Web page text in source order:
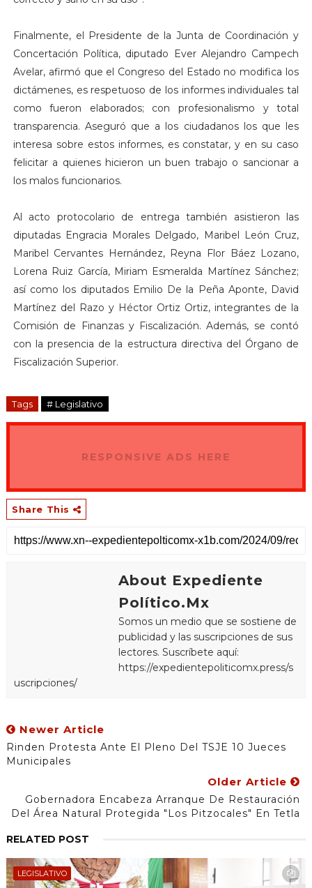
Finalmente, el Presidente de la Junta de Coordinación y
Concertación Política, diputado Ever Alejandro Campech
Avelar, afirmó que el Congreso del Estado no modifica los
dictámenes, es respetuoso de los informes individuales tal
como fueron elaborados; con profesionalismo y total
transparencia. Aseguró que a los ciudadanos los que les
interesa sobre estos informes, es constatar, y en su caso
felicitar a quienes hicieron un buen trabajo o sancionar a
los malos funcionarios.
Al acto protocolario de entrega también asistieron las
diputadas Engracia Morales Delgado, Maribel León Cruz,
Maribel Cervantes Hernández, Reyna Flor Báez Lozano,
Lorena Ruiz García, Miriam Esmeralda Martínez Sánchez;
así como los diputados Emilio De la Peña Aponte, David
Martínez del Razo y Héctor Ortiz Ortiz, integrantes de la
Comisión de Finanzas y Fiscalización. Además, se contó
con la presencia de la estructura directiva del Órgano de
Fiscalización Superior.
Tags # Legislativo
RESPONSIVE ADS HERE
Share This
About Expediente
Político.Mx
Somos un medio que se sostiene de
publicidad y las suscripciones de sus
lectores. Suscríbete aquí:
https://expedientepoliticomx.press/s
uscripciones/
Newer Article
Rinden Protesta Ante El Pleno Del TSJE 10 Jueces
Municipales
Older Article
Gobernadora Encabeza Arranque De Restauración
Del Área Natural Protegida "Los Pitzocales" En Tetla
RELATED POST
LEGISLATIVO